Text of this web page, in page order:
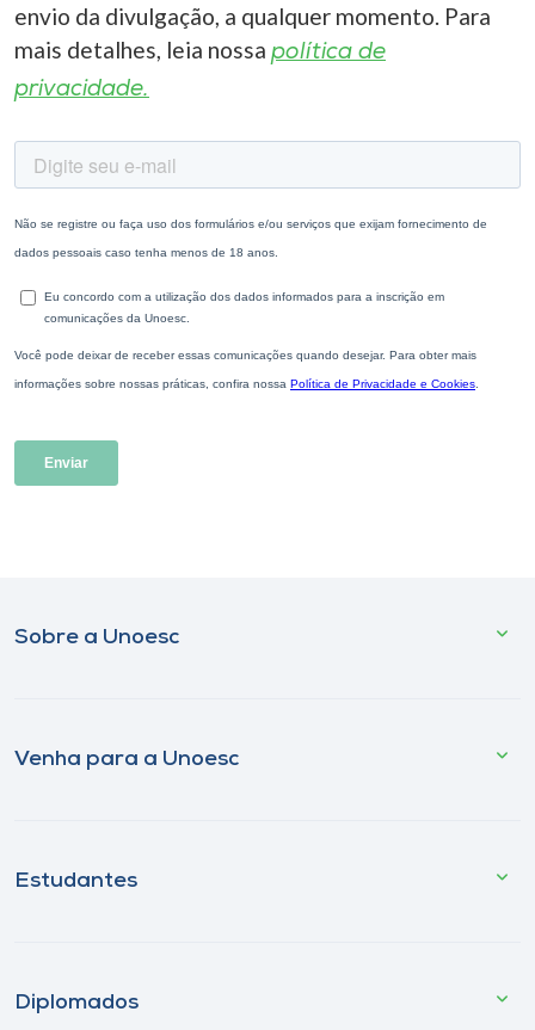
envio da divulgação, a qualquer momento. Para
mais detalhes, leia nossa política de
privacidade.
Sobre a Unoesc
Venha para a Unoesc
Estudantes
Diplomados